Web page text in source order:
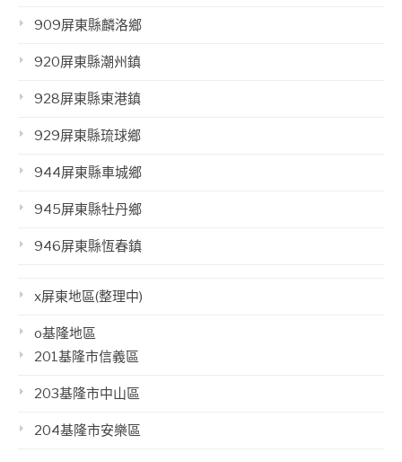
909屏東縣麟洛鄉
920屏東縣潮州鎮
928屏東縣東港鎮
929屏東縣琉球鄉
944屏東縣車城鄉
945屏東縣牡丹鄉
946屏東縣恆春鎮
x屏東地區(整理中)
o基隆地區
201基隆市信義區
203基隆市中山區
204基隆市安樂區